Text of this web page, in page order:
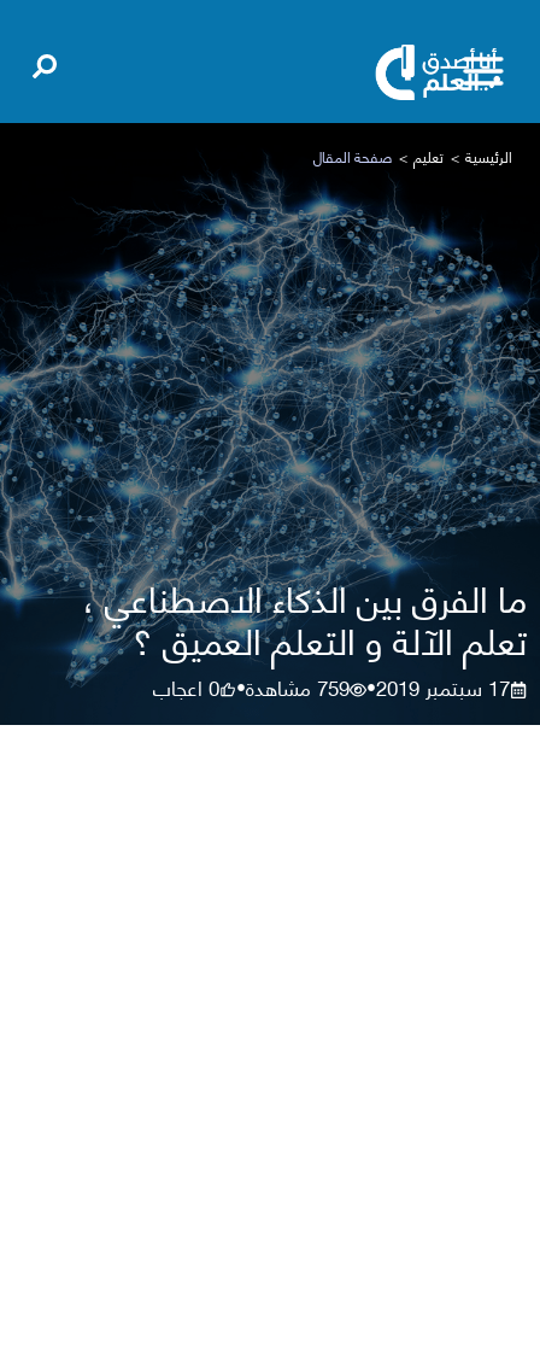
الرئيسية تعليم صفحة المقال
ما الفرق بين الذكاء الاصطناعي ،
تعلم الآلة و التعلم العميق ؟
17 سبتمبر 2019 •
759مشاهدة•
0اعجاب